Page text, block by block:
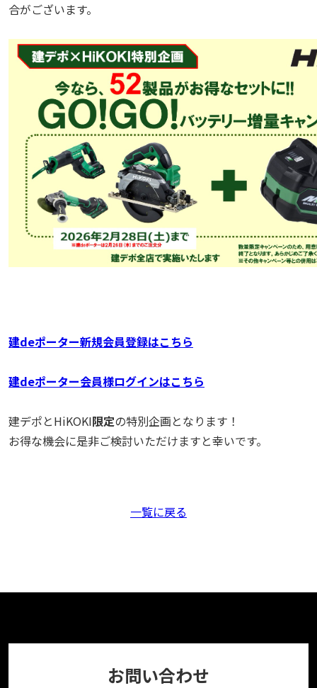
合がございます。
建deポーター新規会員登録はこちら
建deポーター会員様ログインはこちら
建デポとHiKOKI限定の特別企画となります！
お得な機会に是非ご検討いただけますと幸いです。
一覧に戻る
お問い合わせ